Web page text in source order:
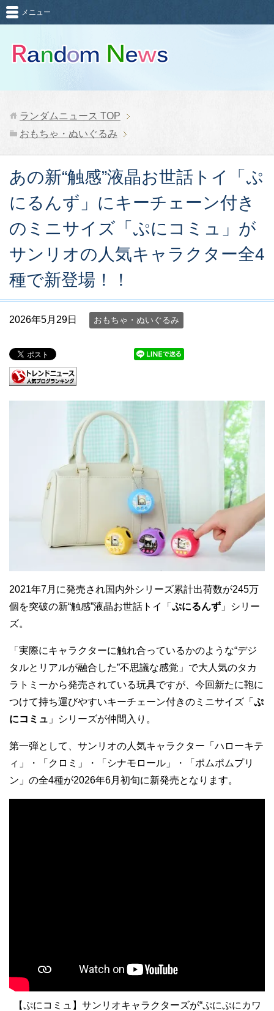
メニュー
ランダムニュース TOP
おもちゃ・ぬいぐるみ
あの新“触感”液晶お世話トイ「ぷ
にるんず」にキーチェーン付き
のミニサイズ「ぷにコミュ」が
サンリオの人気キャラクター全4
種で新登場！！
2026年5月29日 おもちゃ・ぬいぐるみ
2021年7月に発売され国内外シリーズ累計出荷数が245万
個を突破の新“触感”液晶お世話トイ「 ぷにるんず 」シリー
ズ。
「実際にキャラクターに触れ合っているかのような“デジ
タルとリアルが融合した”不思議な感覚」で大人気のタカ
ラトミーから発売されている玩具ですが、今回新たに鞄に
つけて持ち運びやすいキーチェーン付きのミニサイズ「 ぷ
にコミュ 」シリーズが仲間入り。
第一弾として、サンリオの人気キャラクター「ハローキテ
ィ」・「クロミ」・「シナモロール」・「ポムポムプリ
ン」の全4種が2026年6月初旬に新発売となります。
【ぷにコミュ】サンリオキャラクターズが“ぷにぷにカワ